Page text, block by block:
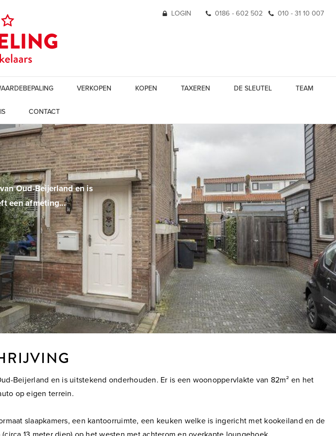
LOGIN 0186 - 602 502 010 - 31 10 007
VERKOPEN KOPEN TAXEREN DE SLEUTEL TEAM
CONTACT
Oud-Beijerland en is
een afmeting...
Beijerland en is uitstekend onderhouden. Er is een woonoppervlakte van 82m² en het
op eigen terrein.
slaapkamers, een kantoorruimte, een keuken welke is ingericht met kookeiland en de